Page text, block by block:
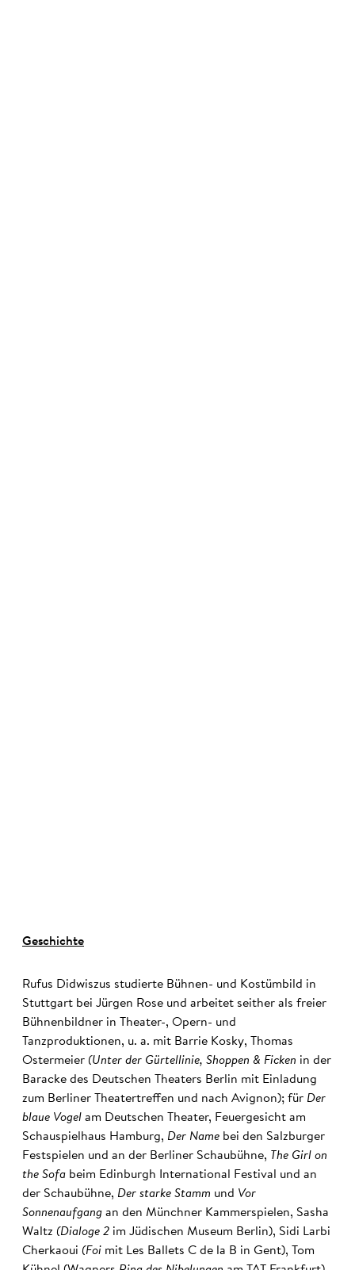
Geschichte
Rufus Didwiszus studierte Bühnen- und Kostümbild in
Stuttgart bei Jürgen Rose und arbeitet seither als freier
Bühnenbildner in Theater-, Opern- und
Tanzproduktionen, u. a. mit Barrie Kosky, Thomas
Ostermeier (Unter der Gürtellinie, Shoppen & Ficken in der
Baracke des Deutschen Theaters Berlin mit Einladung
zum Berliner Theatertreffen und nach Avignon); für Der
blaue Vogel am Deutschen Theater, Feuergesicht am
Schauspielhaus Hamburg, Der Name bei den Salzburger
Festspielen und an der Berliner Schaubühne, The Girl on
the Sofa beim Edinburgh International Festival und an
der Schaubühne, Der starke Stamm und Vor
Sonnenaufgang an den Münchner Kammerspielen, Sasha
Waltz (Dialoge 2 im Jüdischen Museum Berlin), Sidi Larbi
Cherkaoui (Foi mit Les Ballets C de la B in Gent), Tom